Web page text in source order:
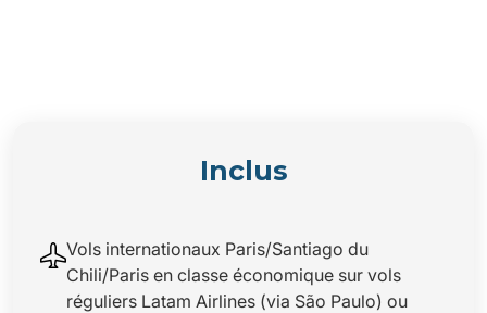
Inclus
Vols internationaux Paris/Santiago du
Chili/Paris en classe économique sur vols
réguliers Latam Airlines (via São Paulo) ou